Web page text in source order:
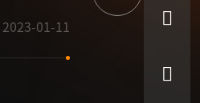
2023-01-11